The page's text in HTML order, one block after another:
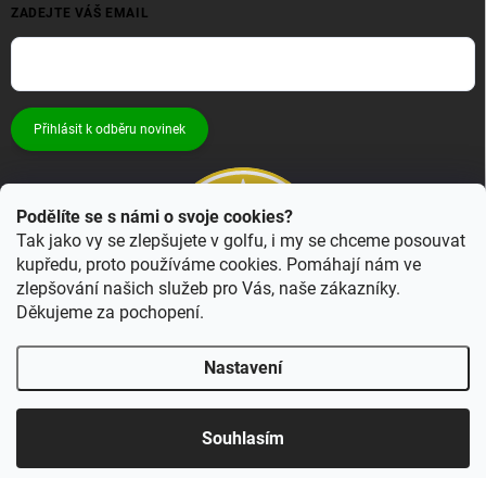
Podělíte se s námi o svoje cookies?
Tak jako vy se zlepšujete v golfu, i my se chceme posouvat
kupředu, proto používáme cookies. Pomáhají nám ve
zlepšování našich služeb pro Vás, naše zákazníky.
Děkujeme za pochopení.
Nastavení
Souhlasím
ZADEJTE VÁŠ EMAIL
Přihlásit k odběru novinek
Copyright 2026Bestgolf.cz. Všechna práva vyhrazena.Upravit nastavení
cookies